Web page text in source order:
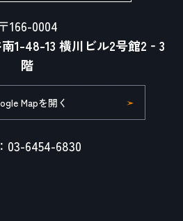
166-0004
1-48-13 横川ビル2号館2‐3
階
Mapを開く
03-6454-6830